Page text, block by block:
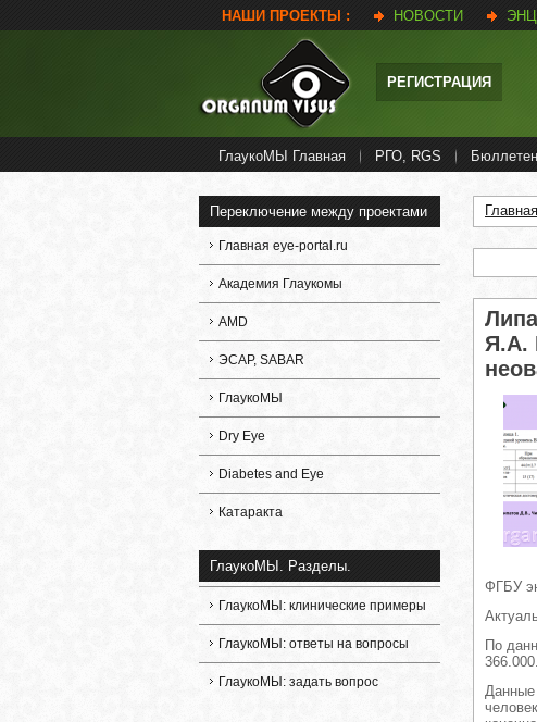
НАШИ ПРОЕКТЫ : НОВОСТИ
РЕГИСТРАЦИЯ
ГлаукоМЫ Главная РГО, RGS
Переключение между проектами
Главная eye-portal.ru
Академия Глаукомы
AMD
ЭСАР, SABAR
ГлаукоМЫ
Dry Eye
Diabetes and Eye
Катаракта
ГлаукоМЫ. Разделы.
ГлаукоМЫ: клинические примеры
ГлаукоМЫ: ответы на вопросы
ГлаукоМЫ: задать вопрос
Вы
Главная
Я.А.
ФГБУ
По
Данные